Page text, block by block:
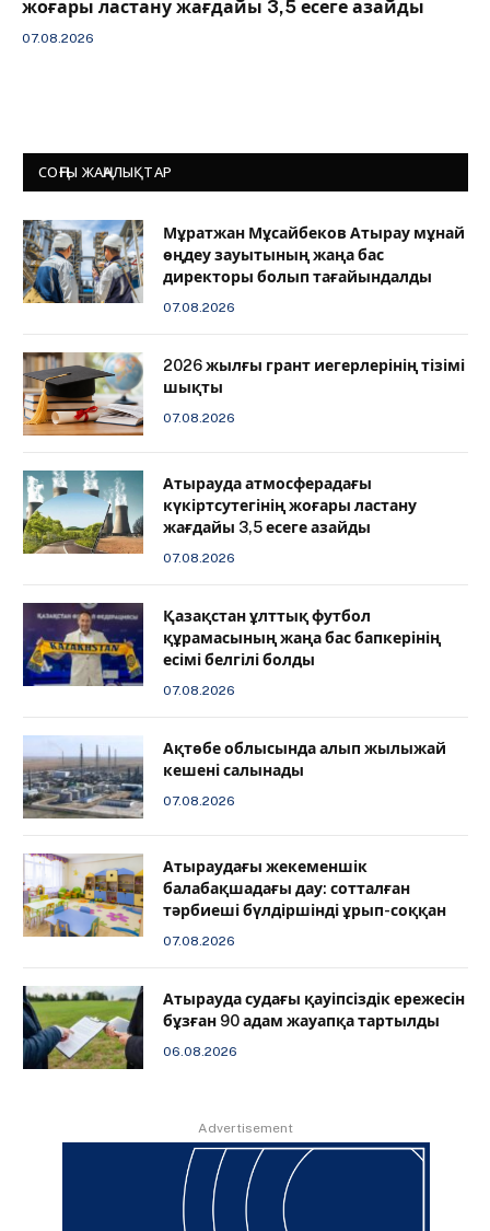
жоғары ластану жағдайы 3,5 есеге азайды
07.08.2026
СОҢҒЫ ЖАҢАЛЫҚТАР
Мұратжан Мұсайбеков Атырау мұнай
өңдеу зауытының жаңа бас
директоры болып тағайындалды
07.08.2026
2026 жылғы грант иегерлерінің тізімі
шықты
07.08.2026
Атырауда атмосферадағы
күкіртсутегінің жоғары ластану
жағдайы 3,5 есеге азайды
07.08.2026
Қазақстан ұлттық футбол
құрамасының жаңа бас бапкерінің
есімі белгілі болды
07.08.2026
Ақтөбе облысында алып жылыжай
кешені салынады
07.08.2026
Атыраудағы жекеменшік
балабақшадағы дау: сотталған
тәрбиеші бүлдіршінді ұрып-соққан
07.08.2026
Атырауда судағы қауіпсіздік ережесін
бұзған 90 адам жауапқа тартылды
06.08.2026
Advertisement